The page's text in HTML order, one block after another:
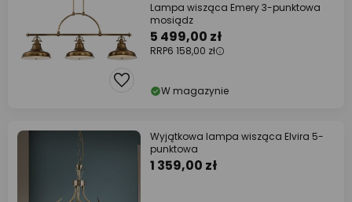
Lampa wisząca Emery 3-punktowa
mosiądz
5 499,00 zł
RRP6 158,00 zł
W magazynie
Wyjątkowa lampa wisząca Elvira 5-
punktowa
1 359,00 zł